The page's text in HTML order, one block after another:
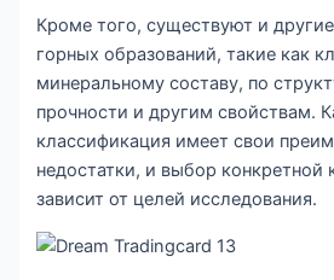
Кроме того, существуют и
горных образований, такие как
минеральному составу, по
прочности и другим свойствам.
классификация имеет свои
недостатки, и выбор конкретной
зависит от целей исследования.